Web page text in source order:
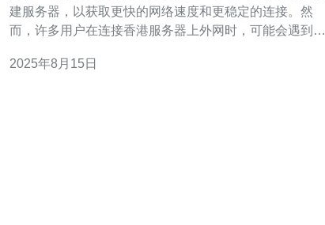
建服务器，以获取更快的网络速度和更稳定的连接。然
而，许多用户在连接香港服务器上外网时，可能会遇到一
巧与建议，帮助您优化网络体验。 首先，在选择香港服务
2025年8月15日